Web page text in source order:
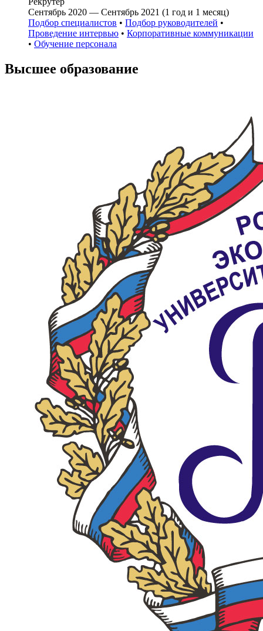
Сентябрь 2020 — Сентябрь 2021 (1 год и 1 месяц)
Подбор специалистов • Подбор руководителей •
Проведение интервью • Корпоративные коммуникации
• Обучение персонала
Высшее образование